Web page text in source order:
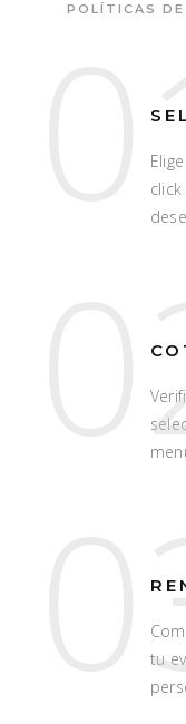
POLÍTICAS DE
tu